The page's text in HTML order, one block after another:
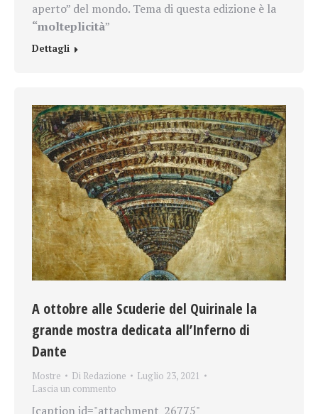
aperto” del mondo. Tema di questa edizione è la
“molteplicità”
Dettagli
A ottobre alle Scuderie del Quirinale la
grande mostra dedicata all’Inferno di
Dante
Mostre Di Redazione
Luglio 23, 2021
Lascia un commento
[caption id="attachment_26775"